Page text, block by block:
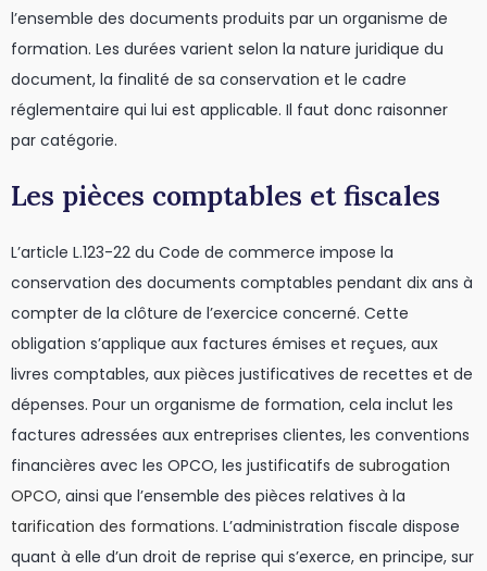
l’ensemble des documents produits par un organisme de
formation. Les durées varient selon la nature juridique du
document, la finalité de sa conservation et le cadre
réglementaire qui lui est applicable. Il faut donc raisonner
par catégorie.
Les pièces comptables et fiscales
L’article L.123-22 du Code de commerce impose la
conservation des documents comptables pendant dix ans à
compter de la clôture de l’exercice concerné. Cette
obligation s’applique aux factures émises et reçues, aux
livres comptables, aux pièces justificatives de recettes et de
dépenses. Pour un organisme de formation, cela inclut les
factures adressées aux entreprises clientes, les conventions
financières avec les OPCO, les justificatifs de subrogation
OPCO, ainsi que l’ensemble des pièces relatives à la
tarification des formations. L’administration fiscale dispose
quant à elle d’un droit de reprise qui s’exerce, en principe, sur